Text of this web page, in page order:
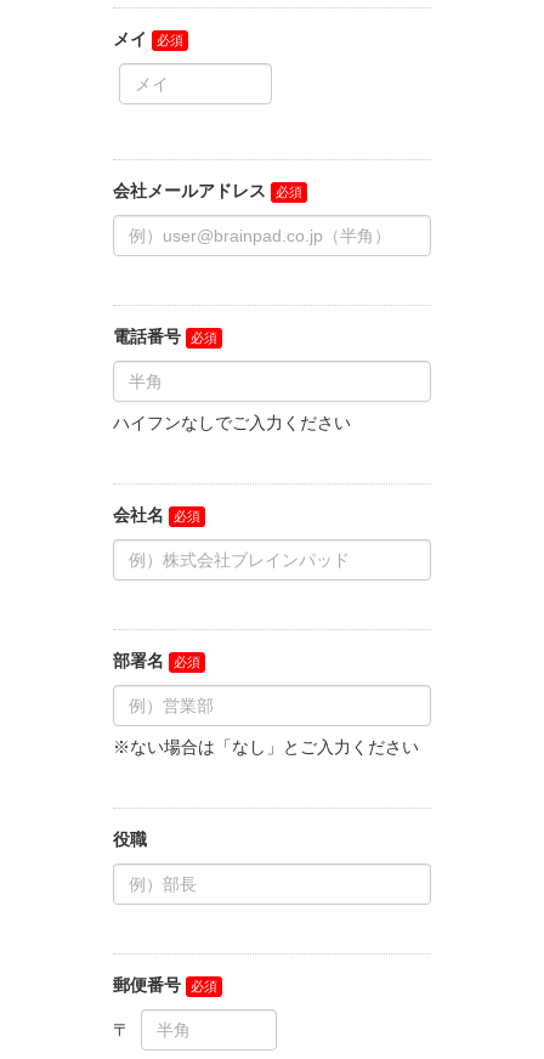
メイ
会社メールアドレス
電話番号
ハイフンなしでご入力ください
会社名
部署名
※ない場合は「なし」とご入力ください
役職
郵便番号